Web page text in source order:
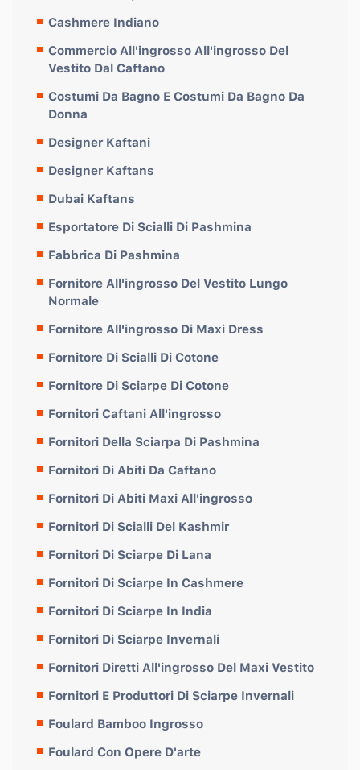
Cashmere Indiano
Commercio All'ingrosso All'ingrosso Del
Vestito Dal Caftano
Costumi Da Bagno E Costumi Da Bagno Da
Donna
Designer Kaftani
Designer Kaftans
Dubai Kaftans
Esportatore Di Scialli Di Pashmina
Fabbrica Di Pashmina
Fornitore All'ingrosso Del Vestito Lungo
Normale
Fornitore All'ingrosso Di Maxi Dress
Fornitore Di Scialli Di Cotone
Fornitore Di Sciarpe Di Cotone
Fornitori Caftani All'ingrosso
Fornitori Della Sciarpa Di Pashmina
Fornitori Di Abiti Da Caftano
Fornitori Di Abiti Maxi All'ingrosso
Fornitori Di Scialli Del Kashmir
Fornitori Di Sciarpe Di Lana
Fornitori Di Sciarpe In Cashmere
Fornitori Di Sciarpe In India
Fornitori Di Sciarpe Invernali
Fornitori Diretti All'ingrosso Del Maxi Vestito
Fornitori E Produttori Di Sciarpe Invernali
Foulard Bamboo Ingrosso
Foulard Con Opere D'arte